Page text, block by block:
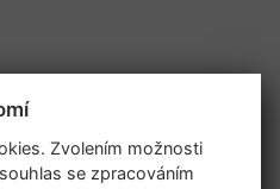
OK
Zvolením možnosti
se zpracováním